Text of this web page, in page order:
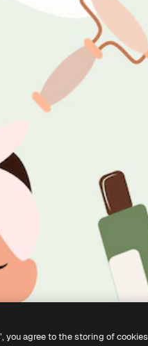
you agree to the storing of